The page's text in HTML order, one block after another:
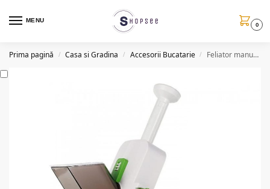
MENU
0
Prima pagină / Casa si Gradina / Accesorii Bucatarie / Feliator manual, versatil, CF30 (accesoriile incluse)